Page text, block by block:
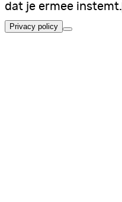
dat je ermee instemt.
Privacy policy